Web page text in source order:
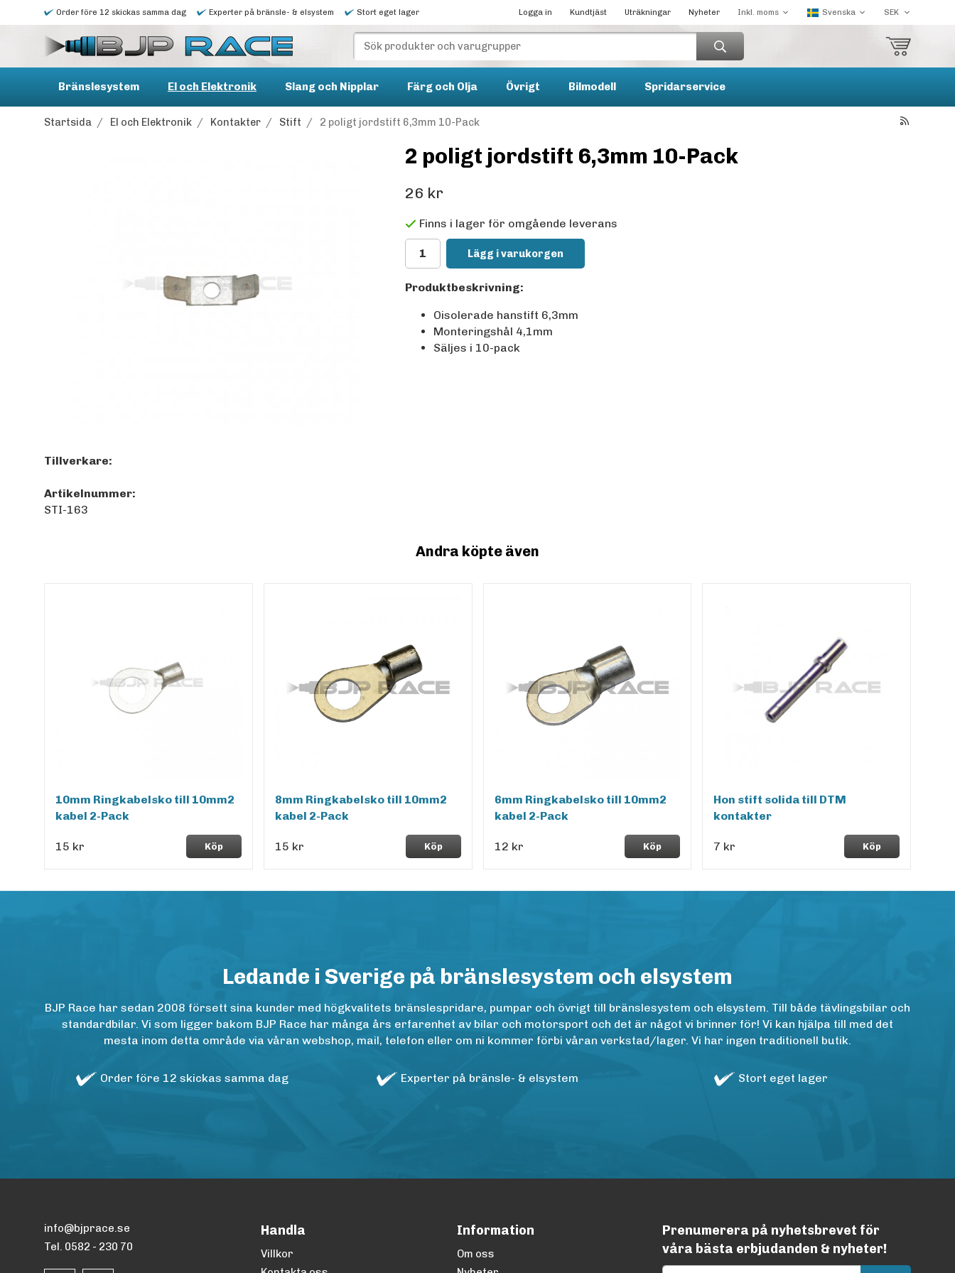
Order före 12 skickas samma dag Experter på bränsle- & elsystem Stort eget lager Logga in Kundtjäst Uträkningar Nyheter
Bränslesystem El och Elektronik Slang och Nipplar Färg och Olja Övrigt Bilmodell Spridarservice
Startsida / El och Elektronik / Kontakter / Stift / 2 poligt jordstift 6,3mm 10-Pack
2 poligt jordstift 6,3mm 10-Pack
26 kr
Finns i lager för omgående leverans
Lägg i varukorgen
Produktbeskrivning:
Oisolerade hanstift 6,3mm
Monteringshål 4,1mm
Säljes i 10-pack
Tillverkare:
Artikelnummer:
STI-163
Andra köpte även
10mm Ringkabelsko till 10mm2
kabel 2-Pack
15 kr Köp
8mm Ringkabelsko till 10mm2
kabel 2-Pack
15 kr Köp
6mm Ringkabelsko till 10mm2
kabel 2-Pack
12 kr Köp
Hon stift solida till DTM
kontakter
7 kr Köp
Ledande i Sverige på bränslesystem och elsystem
BJP Race har sedan 2008 försett sina kunder med högkvalitets bränslespridare, pumpar och övrigt till bränslesystem och elsystem. Till både tävlingsbilar och
standardbilar. Vi som ligger bakom BJP Race har många års erfarenhet av bilar och motorsport och det är något vi brinner för! Vi kan hjälpa till med det
mesta inom detta område via våran webshop, mail, telefon eller om ni kommer förbi våran verkstad/lager. Vi har ingen traditionell butik.
Order före 12 skickas samma dag Experter på bränsle- & elsystem Stort eget lager
info@bjprace.se
Tel. 0582 - 230 70
Handla
Villkor
Information
Om oss
Prenumerera på nyhetsbrevet för
våra bästa erbjudanden & nyheter!